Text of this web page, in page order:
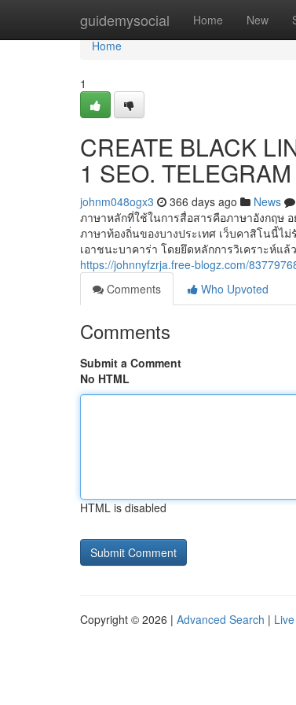
guidemysocial Home New
Home
Home
1
CREATE BLACK
1 SEO.
johnm048ogx3 366 days ago News
ภาษาหลักที่ใช้ในการสื่อสารคือภาษาอังกฤษ
ภาษาท้องถิ่นของบางประเทศ เว็บคาสิโนนี้ไม่
เอาชนะบาคาร่า โดยยึดหลักการวิเคราะห์แ
https://johnnyfzrja.free-blogz.com/
Comments
Who Upvoted
Comments
Submit a Comment
No HTML
HTML is disabled
Copyright © 2026 | Advanced Search | Live